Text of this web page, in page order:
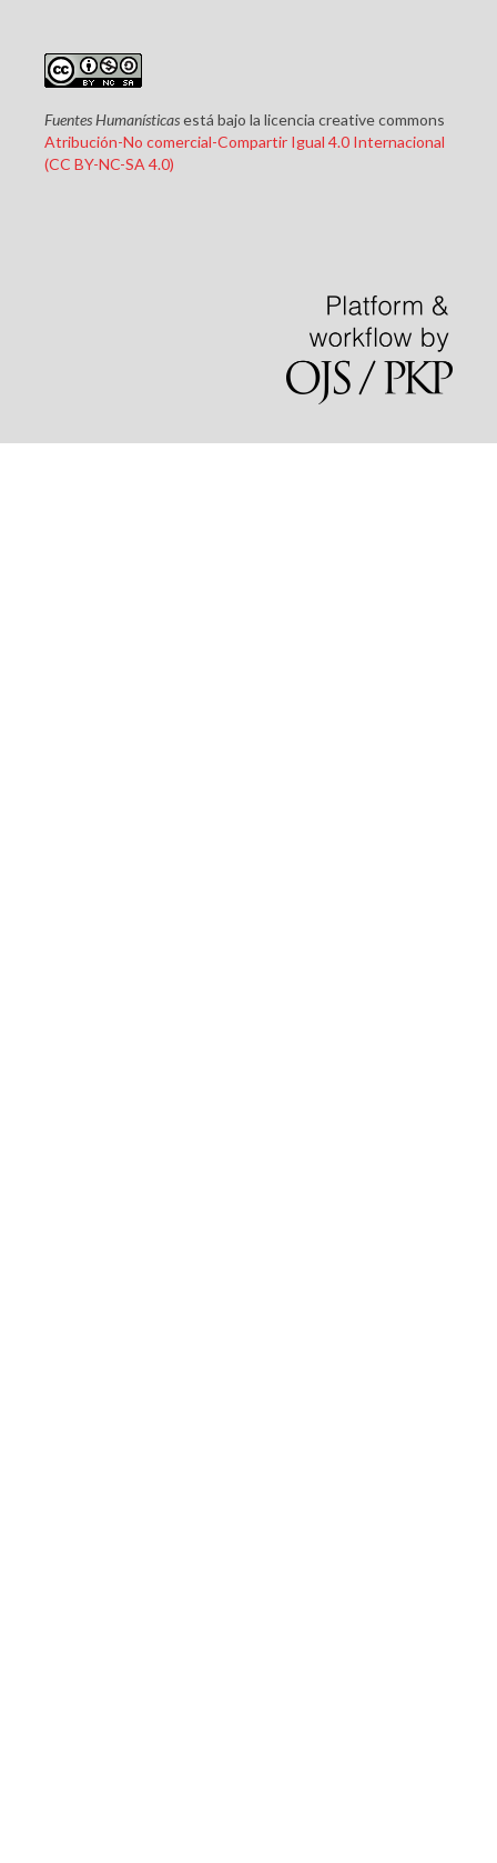
Fuentes Humanísticasestá bajo la licencia creative commons
Atribución-No comercial-Compartir Igual 4.0 Internacional
(CC BY-NC-SA 4.0)